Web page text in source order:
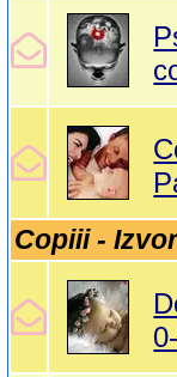
Copiii -